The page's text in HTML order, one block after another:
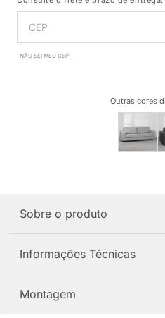
NÃO SEI MEU CEP
Outras cores
Sobre o produto
Informações Técnicas
Montagem